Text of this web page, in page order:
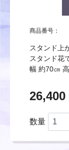
商品番号：
スタンド上
スタンド花
幅 約70㎝
26,400
数量